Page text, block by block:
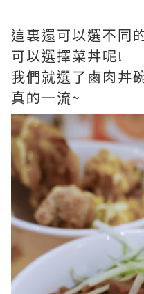
這裏還可以選不同
可以選擇菜丼呢!
我們就選了鹵肉丼
真的一流~